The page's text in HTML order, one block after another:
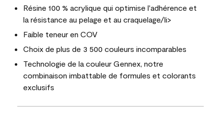
Résine 100 % acrylique qui optimise l'adhérence et
la résistance au pelage et au craquelage/li>
Faible teneur en COV
Choix de plus de 3 500 couleurs incomparables
Technologie de la couleur Gennex, notre
combinaison imbattable de formules et colorants
exclusifs